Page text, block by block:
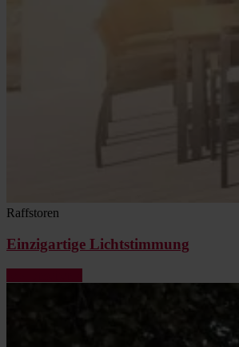
Raffstoren
Einzigartige Lichtstimmung